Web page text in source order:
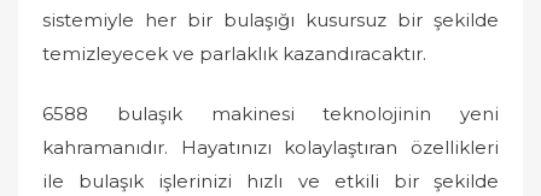
sistemiyle her bir bulaşığı kusursuz bir şekilde
temizleyecek ve parlaklık kazandıracaktır.
6588 bulaşık makinesi teknolojinin yeni
kahramanıdır. Hayatınızı kolaylaştıran özellikleri
ile bulaşık işlerinizi hızlı ve etkili bir şekilde